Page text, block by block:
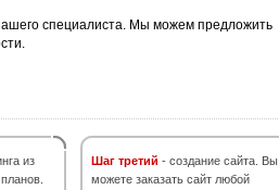
специалиста. Мы можем предложить
из
Шаг третий - создание сайта. Вы
можете заказать сайт любой